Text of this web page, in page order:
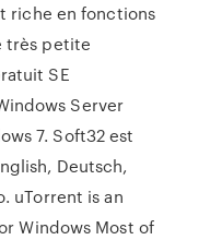
riche en fonctions
très petite
SE
Server
7. Soft32 est
Deutsch,
uTorrent is an
Windows Most of